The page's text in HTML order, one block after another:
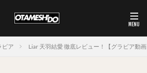
ビア Liar 天羽結愛 徹底レビュー！【グラビア動